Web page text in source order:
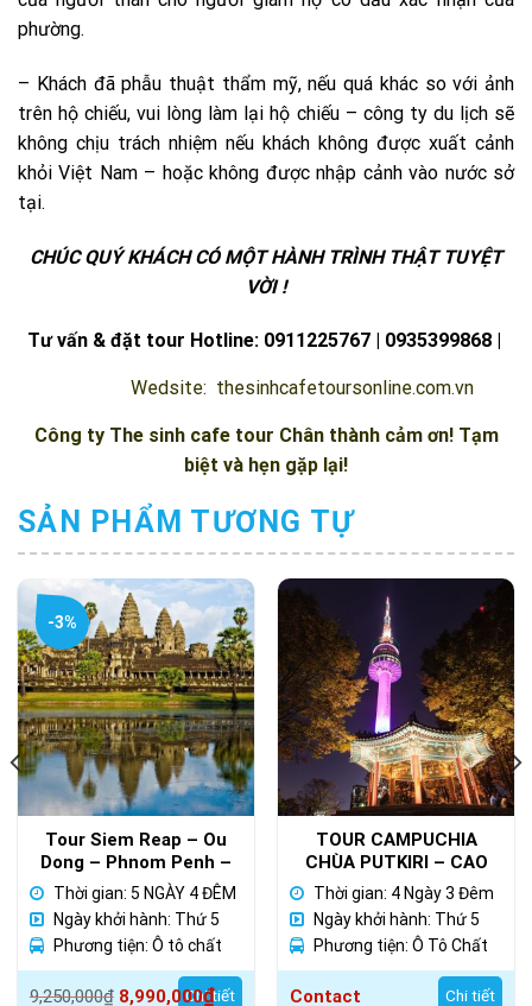
phường.
– Khách đã phẫu thuật thẩm mỹ, nếu quá khác so với ảnh
trên hộ chiếu, vui lòng làm lại hộ chiếu – công ty du lịch sẽ
không chịu trách nhiệm nếu khách không được xuất cảnh
khỏi Việt Nam – hoặc không được nhập cảnh vào nước sở
tại.
CHÚC QUÝ KHÁCH CÓ MỘTHÀNH TRÌNH THẬT TUYỆT
VỜI !
Tư vấn & đặt tour Hotline: 0911225767| 0935399868 |
Wedsite: thesinhcafetoursonline.com.vn
Công ty The sinh cafe tour Chân thành cảm ơn! Tạm
biệt và hẹn gặp lại!
SẢN PHẨM TƯƠNG TỰ
-3%
Tour Siem Reap – Ou
Dong – Phnom Penh –
Kohrong Saloem 5 Ngày
4 Đêm
Thời gian: 5 NGÀY 4 ĐÊM
Ngày khởi hành: Thứ 5
Hàng Tuần
Phương tiện: Ô tô chất
lượng cao
9,250,000₫
Giá
8,990,000₫
Giá
Chi tiết
TOUR CAMPUCHIA
CHÙA PUTKIRI – CAO
NGUYÊN BOKOR
SIHANOUK –
PHNOMPENH
Thời gian: 4 Ngày 3 Đêm
Ngày khởi hành: Thứ 5
Hàng Tuần
Phương tiện: Ô Tô Chất
Lượng Cao
Contact Chi tiết